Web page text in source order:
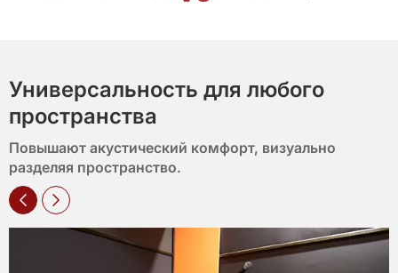
Универсальность для любого
пространства
Повышают акустический комфорт, визуально
разделяя пространство.